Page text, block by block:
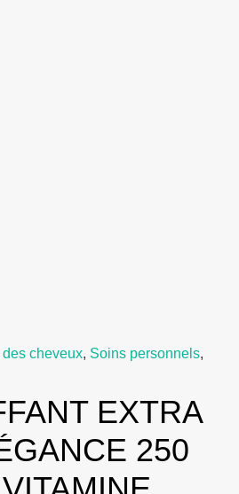
cheveux, Soins personnels,
EXTRA
250